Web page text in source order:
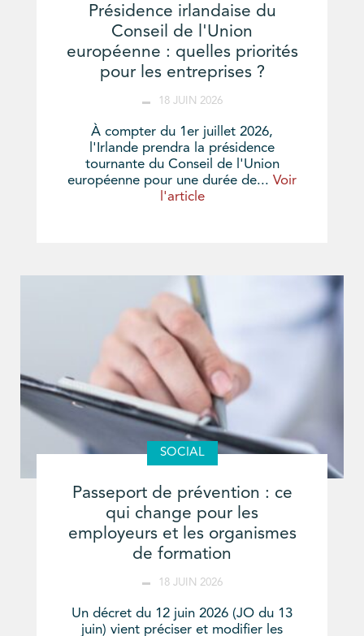
Présidence irlandaise du
Conseil de l'Union
européenne : quelles priorités
pour les entreprises ?
18 JUIN 2026
À compter du 1er juillet 2026,
l'Irlande prendra la présidence
tournante du Conseil de l'Union
européenne pour une durée de... Voir
l'article
SOCIAL
Passeport de prévention : ce
qui change pour les
employeurs et les organismes
de formation
18 JUIN 2026
Un décret du 12 juin 2026 (JO du 13
juin) vient préciser et modifier les